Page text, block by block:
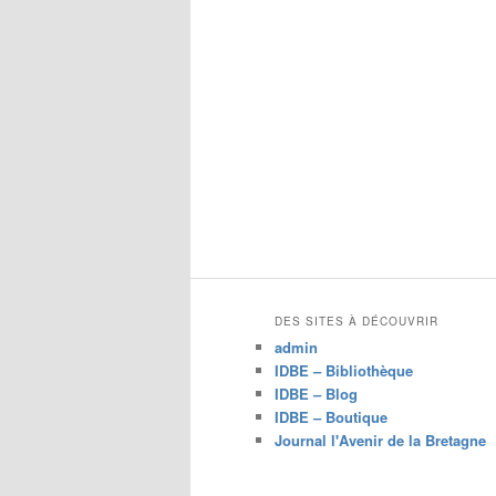
DES SITES À DÉCOUVRIR
admin
IDBE – Bibliothèque
IDBE – Blog
IDBE – Boutique
Journal l'Avenir de la Bretagne